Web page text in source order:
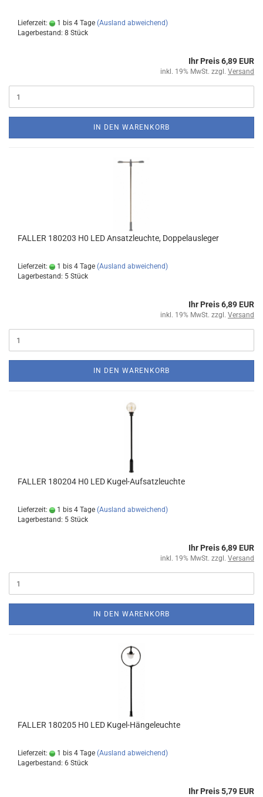
Lieferzeit: 1 bis 4 Tage (Ausland abweichend)
Lagerbestand: 8 Stück
Ihr Preis 6,89 EUR
inkl. 19% MwSt. zzgl. Versand
IN DEN WARENKORB
FALLER 180203 H0 LED Ansatzleuchte, Doppelausleger
Lieferzeit: 1 bis 4 Tage (Ausland abweichend)
Lagerbestand: 5 Stück
Ihr Preis 6,89 EUR
inkl. 19% MwSt. zzgl. Versand
IN DEN WARENKORB
FALLER 180204 H0 LED Kugel-Aufsatzleuchte
Lieferzeit: 1 bis 4 Tage (Ausland abweichend)
Lagerbestand: 5 Stück
Ihr Preis 6,89 EUR
inkl. 19% MwSt. zzgl. Versand
IN DEN WARENKORB
FALLER 180205 H0 LED Kugel-Hängeleuchte
Lieferzeit: 1 bis 4 Tage (Ausland abweichend)
Lagerbestand: 6 Stück
Ihr Preis 5,79 EUR